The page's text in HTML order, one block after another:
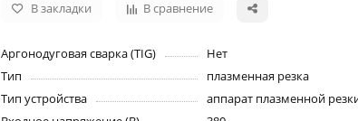
В закладки В сравнение
Аргонодуговая сварка (TIG)
Нет
Тип
плазменная резка
Тип устройства
аппарат плазменной